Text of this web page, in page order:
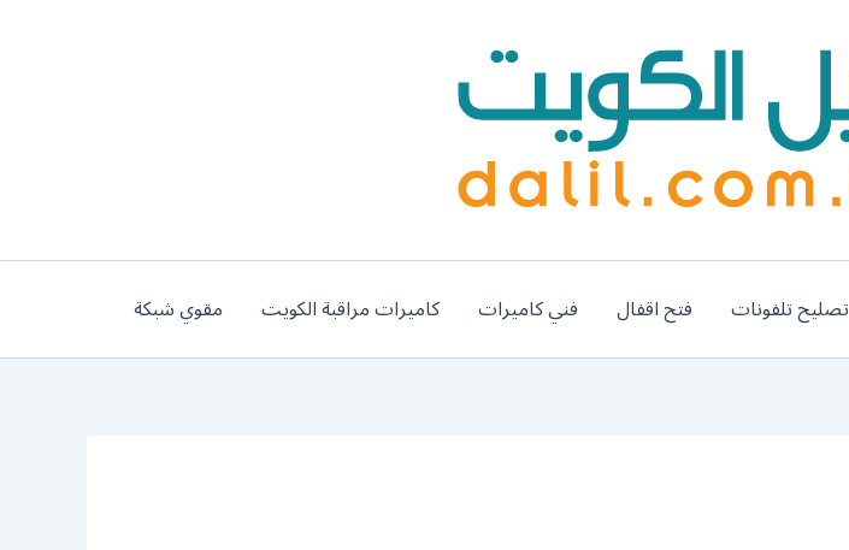
تصليح تلفونات فتح اقفال فني كاميرات كاميرات مراقبة الكويت مقوي شبكة